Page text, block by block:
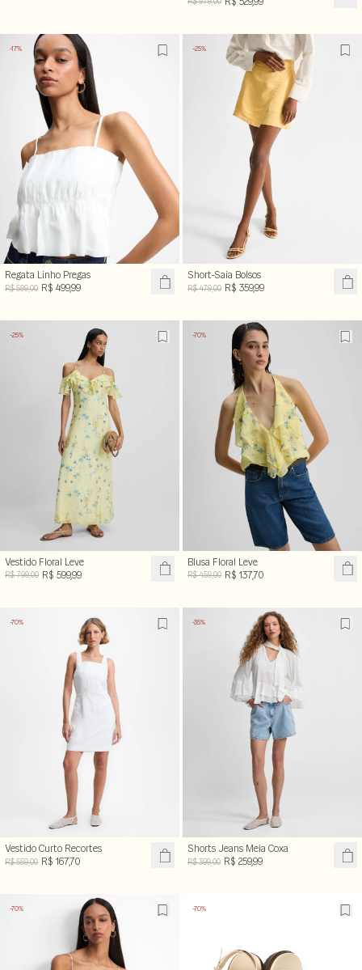
-17%
Regata Linho Pregas
R$ 599,00 R$ 499,99
-25%
Short-Saia Bolsos
R$ 479,00 R$ 359,99
-25%
Vestido Floral Leve
R$ 799,00 R$ 599,99
-70%
Blusa Floral Leve
R$ 459,00 R$ 137,70
-70%
Vestido Curto Recortes
R$ 559,00 R$ 167,70
-35%
Shorts Jeans Meia Coxa
R$ 399,00 R$ 259,99
-70% -70%